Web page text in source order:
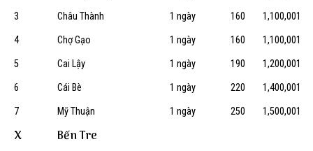
3
Châu Thành 1 ngày 160
1,100,001
4
Chợ Gạo 1 ngày 160
1,100,001
5
Cai Lậy 1 ngày 190
1,200,001
6
Cái Bè 1 ngày 220
1,400,001
7
Mỹ Thuận 1 ngày 250 1,500,001
X Bến Tre